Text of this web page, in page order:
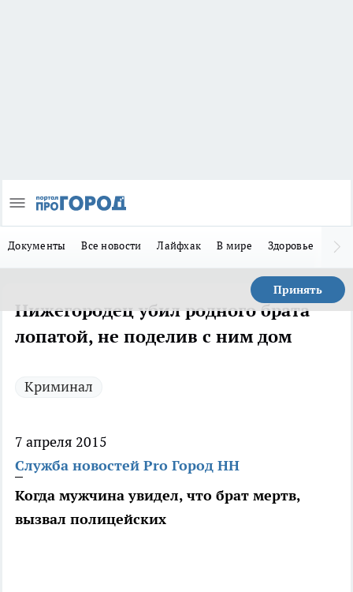
Документы Все новости Лайфхак В мире Здоровье
Принять
Нижегородец убил родного брата
лопатой, не поделив с ним дом
Криминал
7 апреля 2015
Служба новостей Pro Город НН
Когда мужчина увидел, что брат мертв,
вызвал полицейских